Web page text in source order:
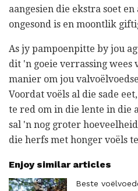
aangesien die ekstra soet
ongesond is en moontlik
As jy pampoenpitte by jou
dit 'n goeie verrassing wees
manier om jou
Voordat voëls al die sade
te red om in die lente in die
sal 'n nog groter
die herfs met honger voëls
Enjoy similar articles
Beste